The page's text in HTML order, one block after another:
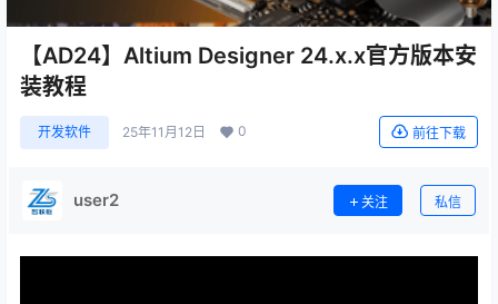
【AD24】Altium Designer 24.x.x官方版本安
装教程
开发软件 25年11月12日 0 前往下载
user2 关注 私信